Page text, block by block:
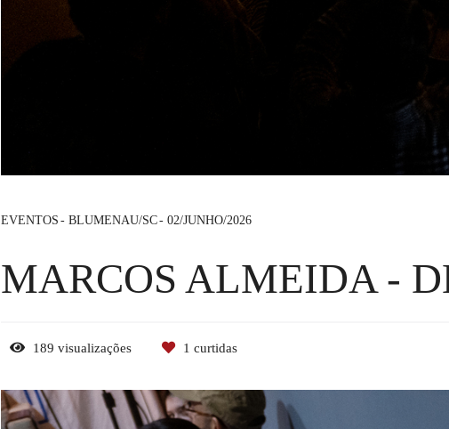
EVENTOS BLUMENAU/SC 02/JUNHO/2026
MARCOS ALMEIDA -
189 visualizações 1 curtidas